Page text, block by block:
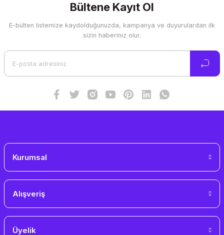
Bültene Kayıt Ol
E-bülten listemize kaydolduğunuzda, kampanya ve duyurulardan ilk
sizin haberiniz olur.
Kurumsal
Alışveriş
Üyelik